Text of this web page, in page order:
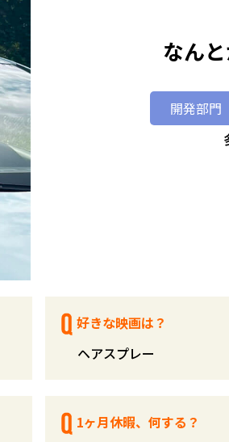
なん
開発部
好きな映画は？
ヘアスプレー
1ヶ月休暇、何する？